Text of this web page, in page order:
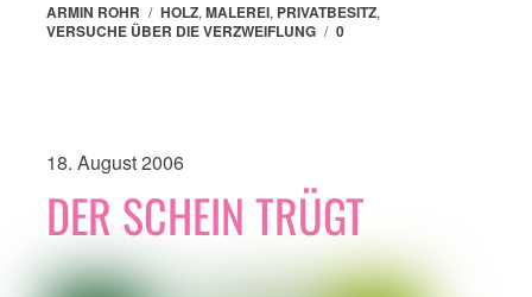
ARMIN ROHR / HOLZ, MALEREI, PRIVATBESITZ,
VERSUCHE ÜBER DIE VERZWEIFLUNG / 0
18. August 2006
DER SCHEIN TRÜGT